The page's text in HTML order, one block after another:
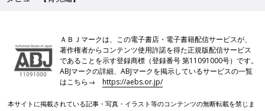
ＡＢＪマークは、この電子書店・電子書籍配信サービスが、
著作権者からコンテンツ使用許諾を得た正規版配信サービス
であることを示す登録商標（登録番号 第11091000号）です。
ABJマークの詳細、ABJマークを掲示しているサービスの一覧
はこちら→https://aebs.or.jp/
本サイトに掲載されている記事・写真・イラスト等のコンテンツの無断転載を禁じま